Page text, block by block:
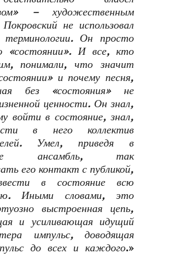
– художественным
не использовал
терминологии. Он просто
«состоянии». И все, кто
понимали, что значит
и почему песня,
без «состояния» не
ценности. Он знал,
войти в состояние, знал,
в него коллектив
Умел, приведя в
ансамбль, так
его контакт с публикой,
в состояние всю
Иными словами, это
выстроенная цепь,
и усиливающая идущий
импульс, доводящая
до всех и каждого.»